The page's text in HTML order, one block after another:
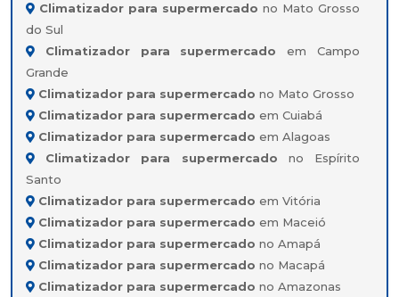
Climatizador para supermercado no Mato Grosso
do Sul
Climatizador para supermercado em Campo
Grande
Climatizador para supermercado no Mato Grosso
Climatizador para supermercado em Cuiabá
Climatizador para supermercado em Alagoas
Climatizador para supermercado no Espírito
Santo
Climatizador para supermercado em Vitória
Climatizador para supermercado em Maceió
Climatizador para supermercado no Amapá
Climatizador para supermercado no Macapá
Climatizador para supermercado no Amazonas